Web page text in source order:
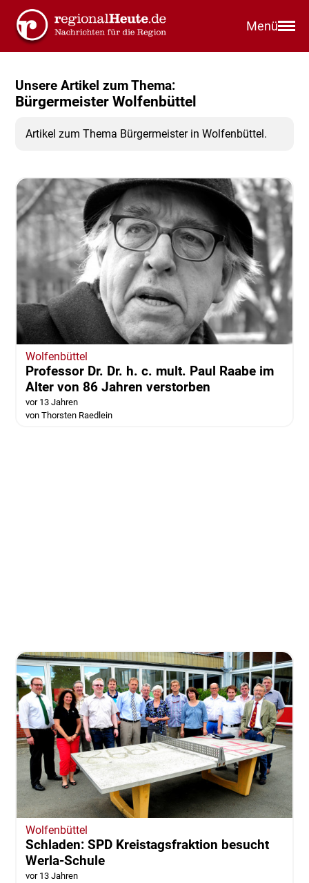
Menü
Unsere Artikel zum Thema:
Bürgermeister Wolfenbüttel
Artikel zum Thema Bürgermeister in Wolfenbüttel.
Wolfenbüttel
Professor Dr. Dr. h. c. mult. Paul Raabe im
Alter von 86 Jahren verstorben
vor 13 Jahren
von Thorsten Raedlein
Wolfenbüttel
Schladen: SPD Kreistagsfraktion besucht
Werla-Schule
vor 13 Jahren